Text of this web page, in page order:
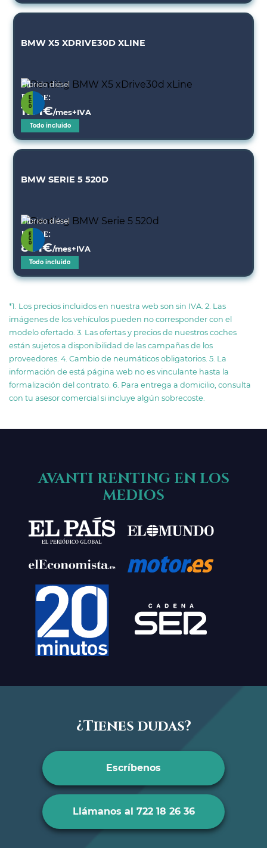
BMW X5 XDRIVE30D XLINE
Híbrido diésel
Desde:
1171€/mes+IVA
Todo incluido
BMW SERIE 5 520D
Híbrido diésel
Desde:
801€/mes+IVA
Todo incluido
*1. Los precios incluidos en nuestra web son sin IVA. 2. Las
imágenes de los vehículos pueden no corresponder con el
modelo ofertado. 3. Las ofertas y precios de nuestros coches
están sujetos a disponibilidad de las campañas de los
proveedores. 4. Cambio de neumáticos obligatorios. 5. La
información de está página web no es vinculante hasta la
formalización del contrato. 6. Para entrega a domicilio, consulta
con tu asesor comercial si incluye algún sobrecoste.
AVANTI RENTING EN LOS
MEDIOS
¿Tienes dudas?
Escríbenos
Llámanos al 722 18 26 36